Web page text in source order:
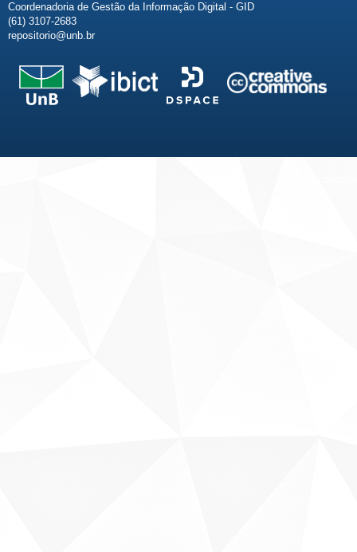
Coordenadoria de Gestão da Informação Digital - GID
(61) 3107-2683
repositorio@unb.br